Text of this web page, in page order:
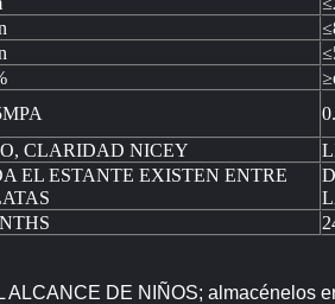
≤
≤
≥
CLARIDAD NICEY
EL ESTANTE EXISTEN ENTRE
ALCANCE DE NIÑOS; almacénelos